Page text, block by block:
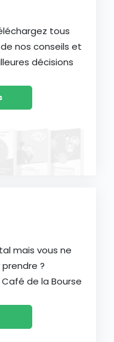
tous
nos conseils et
décisions
mais vous ne
?
de la Bourse